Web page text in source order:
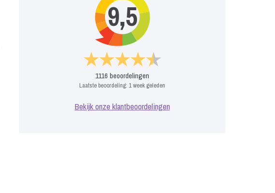
9,5
1116 beoordelingen
Laatste beoordeling: 1 week geleden
Bekijk onze klantbeoordelingen